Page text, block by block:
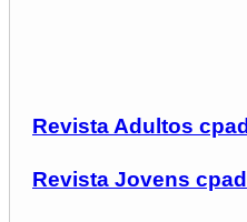
Revista Adultos cpad
Revista Jovens cpad